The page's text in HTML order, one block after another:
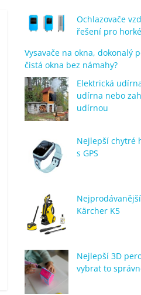
Ochlazovače
řešení pro
Vysavače na okna, dokonalý
čistá okna bez námahy?
Elektrická
udírna nebo
udírnou
Nejlepší chytré
s GPS
Kärcher K5
Nejlepší 3D
vybrat to